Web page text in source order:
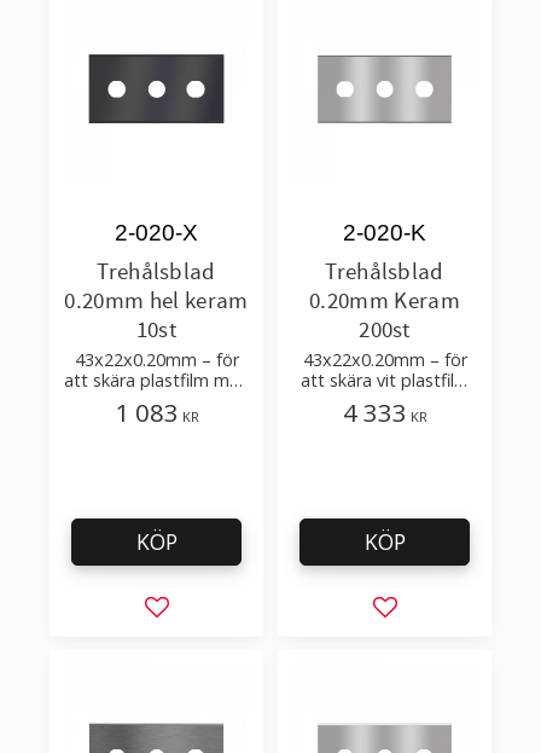
Trehålsblad
0.20mm hel keram
10st
43x22x0.20mm – för
att skära plastfilm med
tillsatser, multilayer
2-020-X
1 083 KR
Lägg till i favoriter
KÖP
Trehålsblad
0.20mm Keram
200st
43x22x0.20mm – för
att skära vit plastfilm
med tillsatser
2-020-K
4 333 KR
Lägg till i
KÖP